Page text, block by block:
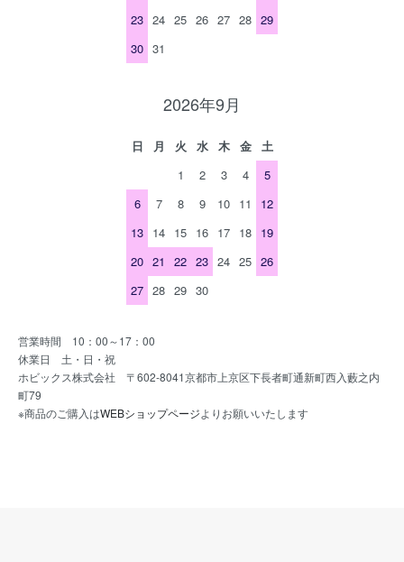
23 24 25 26 27 28 29
30 31
2026年9月
日 月 火 水 木 金
土
1
2 3 4
5
6
7 8 9 10 11
12
13 14 15 16 17 18 19
20 21 22 23 24 25 26
27 28 29 30
営業時間 10：00～17：00
休業日 土・日・祝
ホビックス株式会社 〒602-8041京都市上京区下長者町通新町西入藪之内
町79
※商品のご購入はWEBショップページよりお願いいたします